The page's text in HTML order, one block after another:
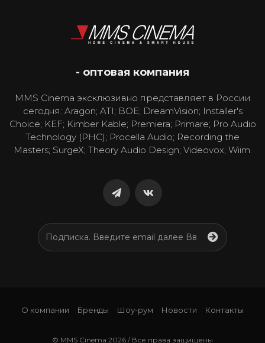
- оптовая компания
MMS Cinema эксклюзивно представляет в России
сегодня: Aragon; ATI; BOE; DreamVision; Installer's
Choice; KEF; Kimber Kable; Premiera; Primare; Pro Audio
Technology (PHC); Procella Audio; Recording the
Masters; SurgeX; Theory Audio Design; Videovox; Wiim.
О компании Бренды Шоу-рум Новости Контакты
© MMS Cinema 2026 / Все права защищены